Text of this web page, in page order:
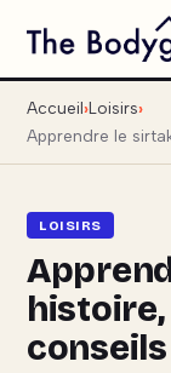
Accueil Loisirs
Apprendre le
LOISIRS
histoire,
conseils